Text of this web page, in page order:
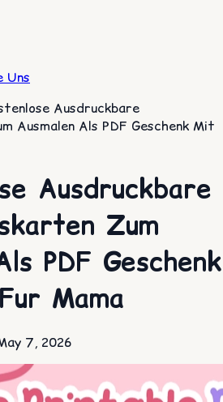
Uns
Ausdruckbare
Ausmalen Als PDF Geschenk Mit
Ausdruckbare
Zum
PDF Geschenk
Mama
7, 2026